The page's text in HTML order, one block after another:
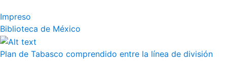
Impreso
Biblioteca de México
Plan de Tabasco comprendido entre la línea de división